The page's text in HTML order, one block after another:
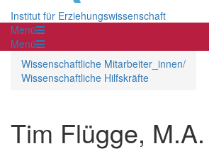
Institut für Erziehungswissenschaft
Menü
Menü
Wissenschaftliche Mitarbeiter_innen/
Wissenschaftliche Hilfskräfte
Tim Flügge, M.A.